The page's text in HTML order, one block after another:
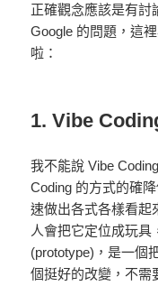
正確觀念應該是有討
Google 的問題，這
啦：
1. Vibe
我不能說 Vibe
Coding 的方式的確
速做出各式各樣看起
人會把它定位成玩具
(prototype)，是一個
個挺好的改變，不需